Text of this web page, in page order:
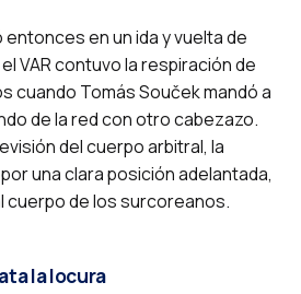
en un ida y vuelta de
el VAR contuvo la respiración de
cuando Tomás Souček mandó a
de la red con otro cabezazo.
del cuerpo arbitral, la
una clara posición adelantada,
cuerpo de los surcoreanos.
la locura